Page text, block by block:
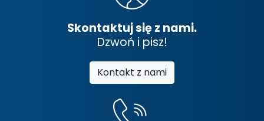
Skontaktuj się z nami.
Dzwoń i pisz!
Kontakt z nami